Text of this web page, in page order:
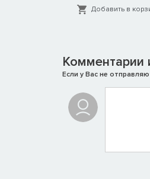
Добавить в
Комментарии
Если у Вас не